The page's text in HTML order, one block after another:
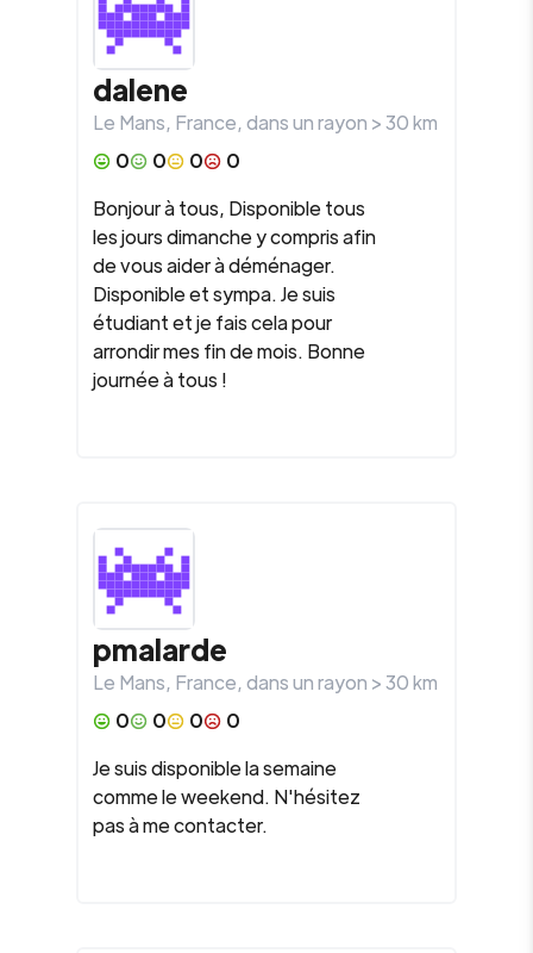
dalene
Le Mans, France, dans un rayon >30km
0
0 0
0
Bonjour à tous, Disponible tous
les jours dimanche y compris afin
de vous aider à déménager.
Disponible et sympa. Je suis
étudiant et je fais cela pour
arrondir mes fin de mois. Bonne
journée à tous !
pmalarde
Le Mans, France, dans un rayon >30km
0
0 0
0
Je suis disponible la semaine
comme le weekend. N'hésitez
pas à me contacter.